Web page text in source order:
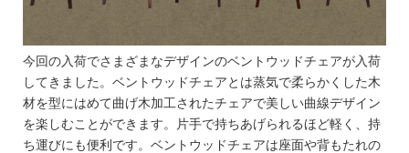
今回の入荷でさまざまなデザインのベントウッドチェアが入荷
してきました。ベントウッドチェアとは蒸気で柔らかくした木
材を型にはめて曲げ木加工されたチェアで美しい曲線デザイン
を楽しむことができます。片手で持ちあげられるほど軽く、持
ち運びにも便利です。ベントウッドチェアは座面や背もたれの